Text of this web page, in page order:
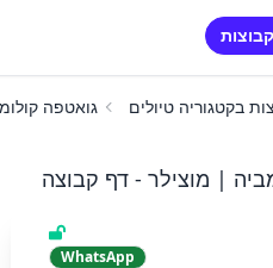
בקטגוריה טיולים גואטפה
| מוצילר - דף קבוצה
WhatsApp